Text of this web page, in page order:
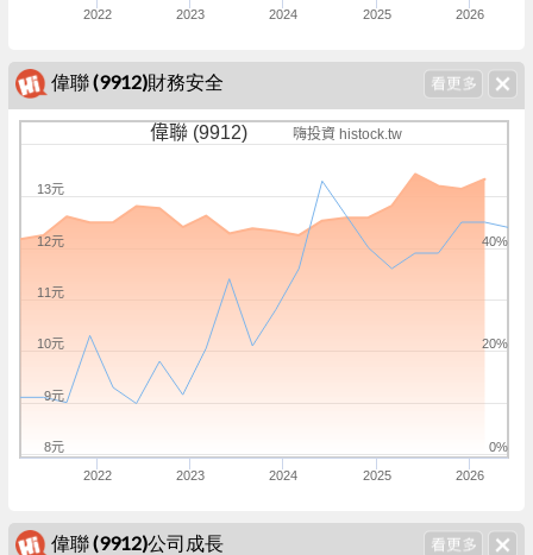
2022 2023 2024 2025 2026
偉聯 (9912)財務安全
偉聯 (9912) 嗨投資 histock.tw
2022 2023 2024 2025 2026
0%
20%
40%
8元
9元
10元
11元
12元
13元
偉聯 (9912)公司成長